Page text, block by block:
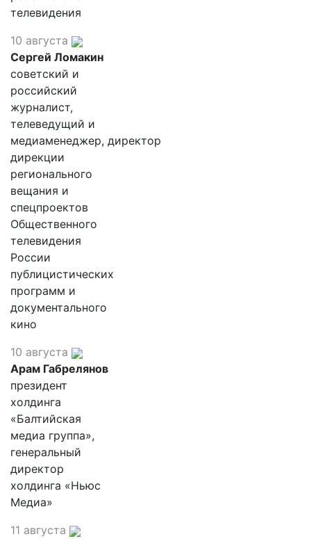
телевидения
10 августа
Сергей Ломакин
советский и
российский
журналист,
телеведущий и
медиаменеджер, директор
дирекции
регионального
вещания и
спецпроектов
Общественного
телевидения
России
публицистических
программ и
документального
кино
10 августа
Арам Габрелянов
президент
холдинга
«Балтийская
медиа группа»,
генеральный
директор
холдинга «Ньюс
Медиа»
11 августа